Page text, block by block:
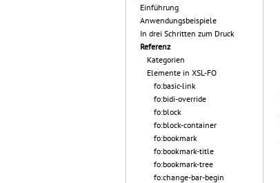
Einführung
Anwendungsbeispiele
In drei Schritten zum Druck
Referenz
Kategorien
Elemente in XSL-FO
fo:basic-link
fo:bidi-override
fo:block
fo:block-container
fo:bookmark
fo:bookmark-title
fo:bookmark-tree
fo:change-bar-begin